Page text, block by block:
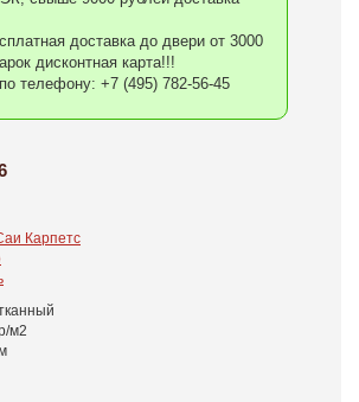
доставка до двери от 3000
дисконтная карта!!!
телефону: +7 (495) 782-56-45
Карпетс
м2